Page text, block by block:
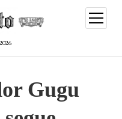
menu
de
Gugu